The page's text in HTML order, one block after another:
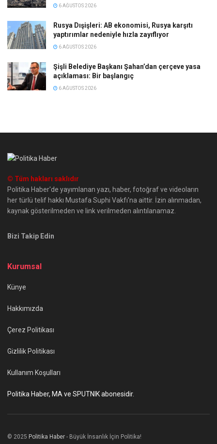
6 AĞUSTOS 2026
Rusya Dışişleri: AB ekonomisi, Rusya karşıtı
yaptırımlar nedeniyle hızla zayıflıyor
6 AĞUSTOS 2026
Şişli Belediye Başkanı Şahan’dan çerçeve yasa
açıklaması: Bir başlangıç
6 AĞUSTOS 2026
© Tüm hakları saklıdır
Politika Haber'de yayımlanan yazı, haber, fotoğraf ve videoların
her türlü telif hakkı Mustafa Suphi Vakfı'na aittir. İzin alınmadan,
kaynak gösterilmeden ve link verilmeden alıntılanamaz.
Bizi Takip Edin
Kurumsal
Künye
Hakkımızda
Çerez Politikası
Gizlilik Politikası
Kullanım Koşulları
Politika Haber, MA ve SPUTNIK abonesidir.
© 2025 Politika Haber - Büyük İnsanlık İçin Politika!